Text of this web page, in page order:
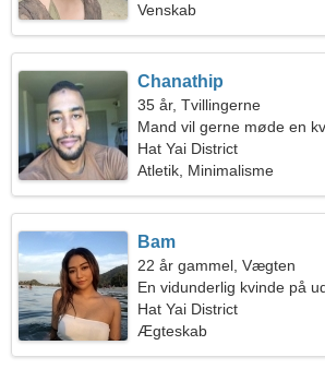
Venskab
Chanathip
35 år, Tvillingerne
Mand vil gerne møde en
Hat Yai District
Atletik, Minimalisme
Bam
22 år gammel, Vægten
En vidunderlig kvinde på
Hat Yai District
Ægteskab